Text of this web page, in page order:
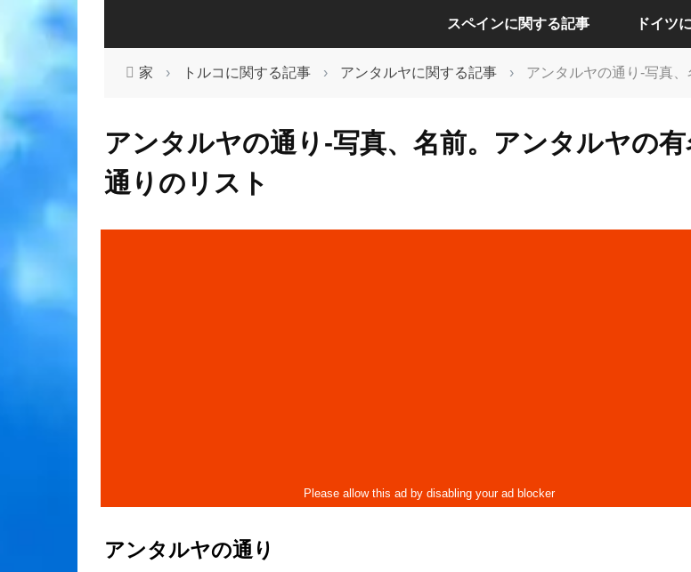
スペインに関する記事
セビリアに関する記事
ドイツ
ドレスデン
家 › トルコに関する記事 › アンタルヤに関する記事 › アンタルヤの通り-写真
アンタルヤの通り-写真、名前。アンタルヤの有
通りのリスト
アンタルヤの通り